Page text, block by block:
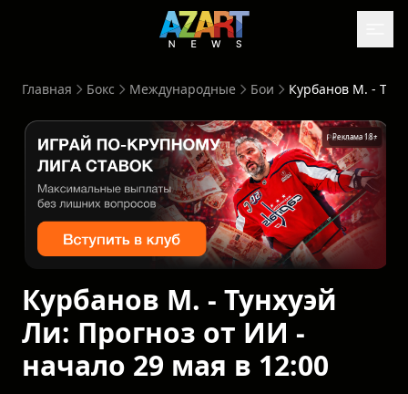
Главная Бокс Международные Бои
Реклама 18+
Курбанов М. - Тунхуэй
Ли: Прогноз от ИИ -
начало 29 мая в 12:00